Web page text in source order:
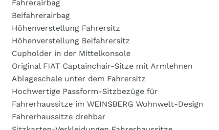
Fahrerairbag
Beifahrerairbag
Höhenverstellung Fahrersitz
Höhenverstellung Beifahrersitz
Cupholder in der Mittelkonsole
Original FIAT Captainchair-Sitze mit Armlehnen
Ablageschale unter dem Fahrersitz
Hochwertige Passform-Sitzbezüge für
Fahrerhaussitze im WEINSBERG Wohnwelt-Design
Fahrerhaussitze drehbar